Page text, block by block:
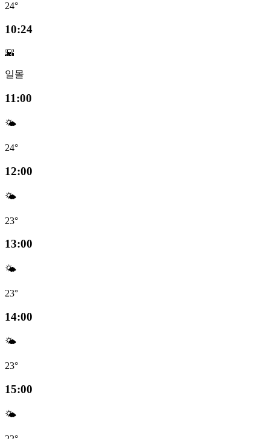
24°
10:24
🌇
일몰
11:00
🌤️
24°
12:00
🌤️
23°
13:00
🌤️
23°
14:00
🌤️
23°
15:00
🌤️